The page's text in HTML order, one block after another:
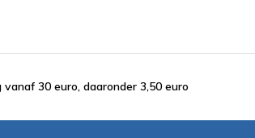
30 euro, daaronder 3,50 euro